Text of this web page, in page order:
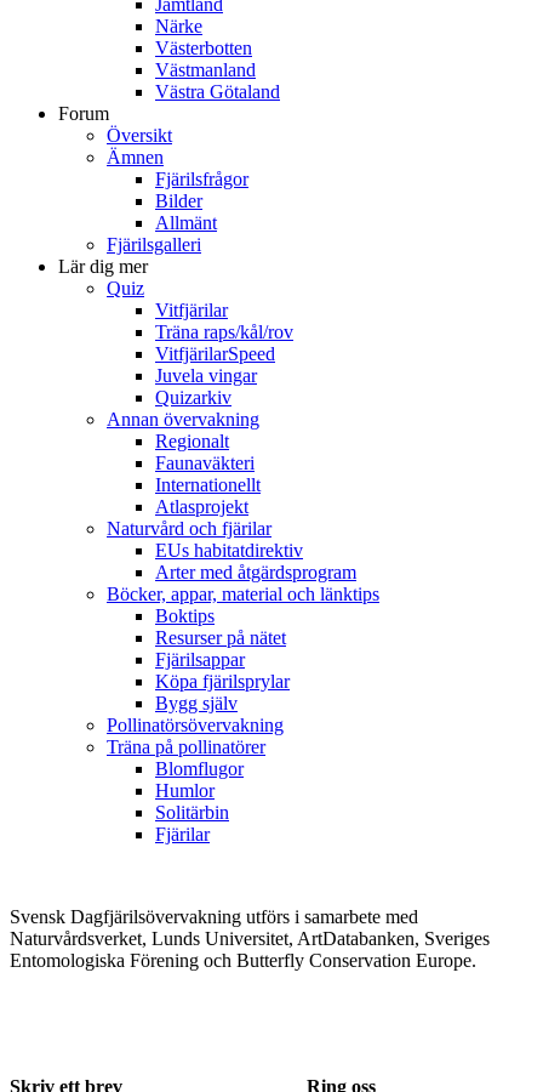
Närke
Västerbotten
Västmanland
Västra Götaland
Forum
Översikt
Ämnen
Fjärilsfrågor
Bilder
Allmänt
Fjärilsgalleri
Lär dig mer
Quiz
Vitfjärilar
Träna raps/kål/rov
VitfjärilarSpeed
Juvela vingar
Quizarkiv
Annan övervakning
Regionalt
Faunaväkteri
Internationellt
Atlasprojekt
Naturvård och fjärilar
EUs habitatdirektiv
Arter med åtgärdsprogram
Böcker, appar, material och länktips
Boktips
Resurser på nätet
Fjärilsappar
Köpa fjärilsprylar
Bygg själv
Pollinatörsövervakning
Träna på pollinatörer
Blomflugor
Humlor
Solitärbin
Fjärilar
Svensk Dagfjärilsövervakning utförs i samarbete med
Naturvårdsverket, Lunds Universitet, ArtDatabanken, Sveriges
Entomologiska Förening och Butterfly Conservation Europe.
Skriv ett brev Ring oss